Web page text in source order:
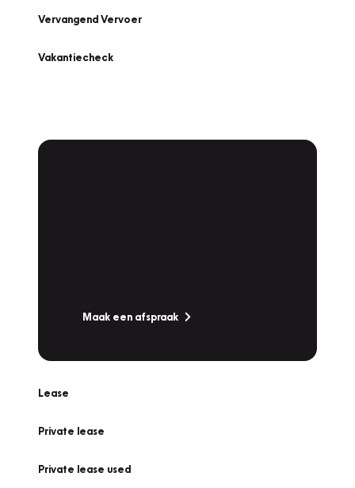
Vervangend Vervoer
Vakantiecheck
Maak een afspraak
Lease
Private lease
Private lease used